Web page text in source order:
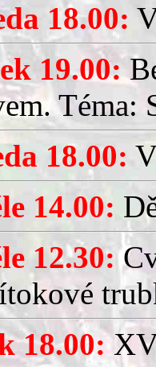
18.00:
19.00:
Téma:
18.00:
14.00:
12.30:
18.00: